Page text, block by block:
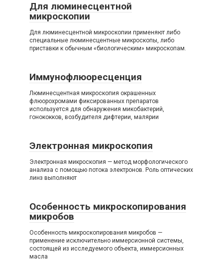
Для люминесцентной
микроскопии
Для люминесцентной микроскопии применяют либо
специальные люминесцентные микроскопы, либо
приставки к обычным «биологическим» микроскопам.
Иммунофлюоресценция
Люминесцентная микроскопия окрашенных
флюорохромами фиксированных препаратов
используется для обнаружения микобактерий,
гонококков, возбудителя дифтерии, малярии
Электронная микроскопия
Электронная микроскопия — метод морфологического
анализа с помощью потока электронов. Роль оптических
линз выполняют
Особенность микроскопирования
микробов
Особенность микроскопирования микробов —
применение исключительно иммерсионной системы,
состоящей из исследуемого объекта, иммерсионных
масла